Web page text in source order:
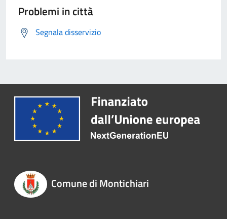
Problemi in città
Segnala disservizio
Comune di Montichiari